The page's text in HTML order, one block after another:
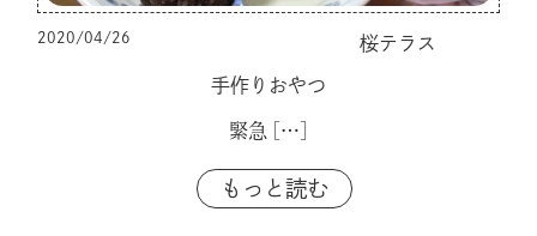
2020/04/26 桜テラス
手作りおやつ
緊急 […]
もっと読む